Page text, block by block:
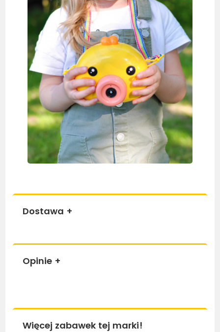
Dostawa +
Opinie +
Więcej zabawek tej marki!